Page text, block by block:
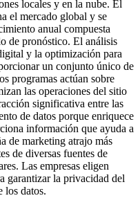
locales y en la nube. El
el mercado global y se
anual compuesta
de pronóstico. El análisis
y la optimización para
un conjunto único de
programas actúan sobre
las operaciones del sitio
significativa entre las
de datos porque enriquece
información que ayuda a
de marketing atrajo más
de diversas fuentes de
Las empresas eligen
garantizar la privacidad del
los datos.